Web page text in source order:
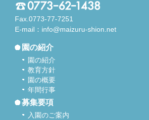
Fax.0773-77-7251
E-mail： info@maizuru-shion.net
園の紹介
園の紹介
教育方針
園の概要
年間行事
募集要項
入園のご案内